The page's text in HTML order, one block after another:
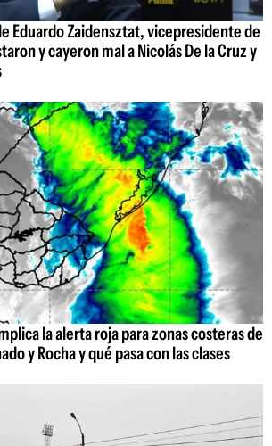
Eduardo Zaidensztat, vicepresidente de
y cayeron mal a Nicolás De la Cruz y
la alerta roja para zonas costeras de
y Rocha y qué pasa con las clases